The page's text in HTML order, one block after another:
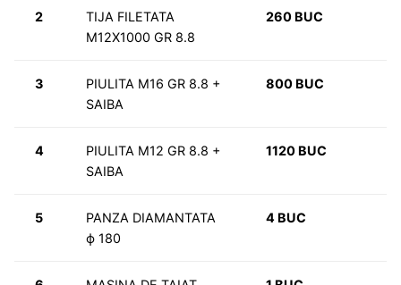
2
TIJA FILETATA
M12X1000 GR 8.8
260 BUC
3
PIULITA M16 GR 8.8 +
SAIBA
800 BUC
4
PIULITA M12 GR 8.8 +
SAIBA
1120 BUC
5
PANZA DIAMANTATA
ϕ 180
4 BUC